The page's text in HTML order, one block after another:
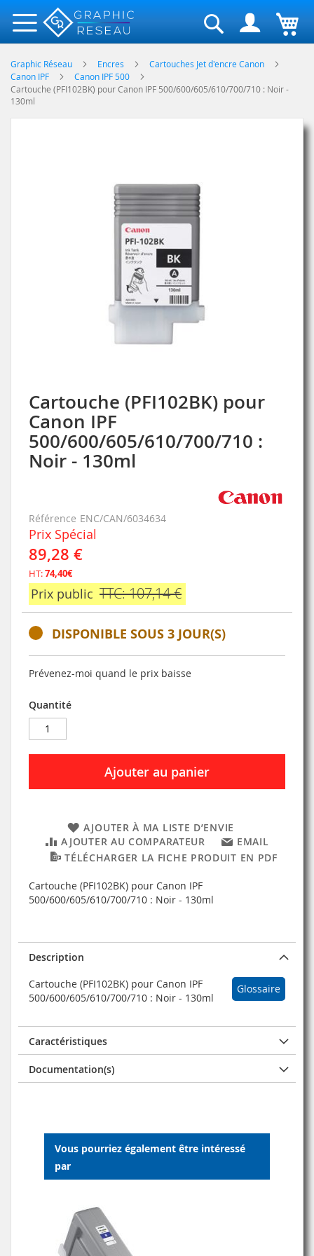
Rechercher
Graphic Réseau Encres
Cartouches Jet d'encre Canon
Canon IPF
Canon IPF 500
Cartouche (PFI102BK) pour Canon IPF 500/600/605/610/700/710 : Noir -
130ml
Cartouche (PFI102BK) pour
Canon IPF
500/600/605/610/700/710 :
Noir - 130ml
Référence ENC/CAN/6034634
Prix Spécial
89,28 €
HT:74,40€
Prix public TTC: 107,14 €
DISPONIBLE SOUS 3 JOUR(S)
Prévenez-moi quand le prix baisse
Quantité
Ajouter au panier
AJOUTER À MA LISTE D’ENVIE
AJOUTER AU COMPARATEUR
EMAIL
TÉLÉCHARGER LA FICHE PRODUIT EN PDF
Cartouche (PFI102BK) pour Canon IPF
500/600/605/610/700/710 : Noir - 130ml
Skip
to
the
beginning
of
the
Description
Glossaire
Cartouche (PFI102BK) pour Canon IPF
500/600/605/610/700/710 : Noir - 130ml
Caractéristiques
Documentation(s)
Vous pourriez également être intéressé
par